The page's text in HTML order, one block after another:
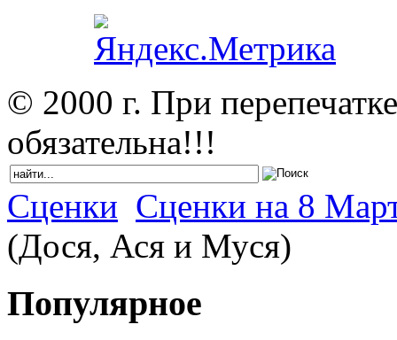
© 2000 г. При
обязательна!!!
Сценки Сценки на 8
(Дося, Ася и Муся)
Популярное